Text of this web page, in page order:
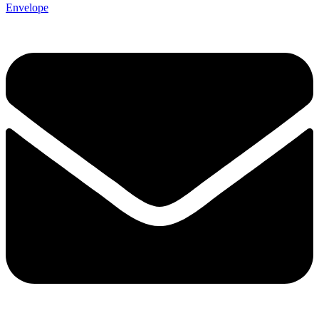
Envelope